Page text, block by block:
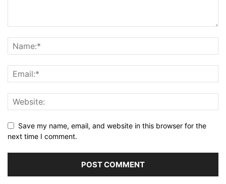
Save my name, email, and website in this browser for the
next time I comment.